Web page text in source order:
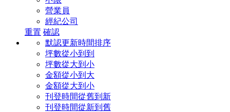
營業員
經紀公司
重置 確認
默認更新時間排序
坪數從小到到
坪數從大到小
金額從小到大
金額從大到小
刊登時間從舊到新
刊登時間從新到舊